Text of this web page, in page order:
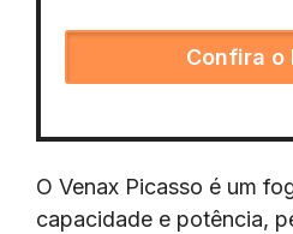
Confira o
O Venax Picasso é um
capacidade e potência,